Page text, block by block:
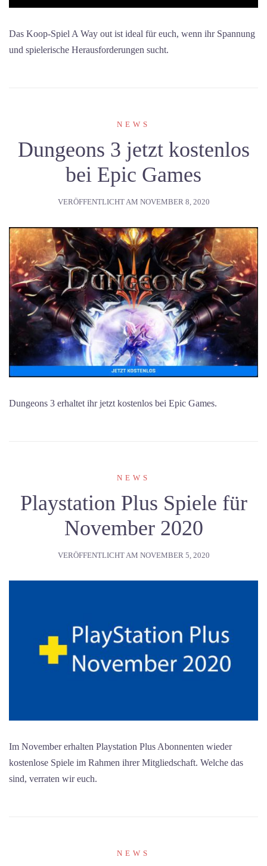
Das Koop-Spiel A Way out ist ideal für euch, wenn ihr Spannung
und spielerische Herausforderungen sucht.
NEWS
Dungeons 3 jetzt kostenlos
bei Epic Games
VERÖFFENTLICHT AM NOVEMBER 8, 2020
Dungeons 3 erhaltet ihr jetzt kostenlos bei Epic Games.
NEWS
Playstation Plus Spiele für
November 2020
VERÖFFENTLICHT AM NOVEMBER 5, 2020
Im November erhalten Playstation Plus Abonnenten wieder
kostenlose Spiele im Rahmen ihrer Mitgliedschaft. Welche das
sind, verraten wir euch.
NEWS